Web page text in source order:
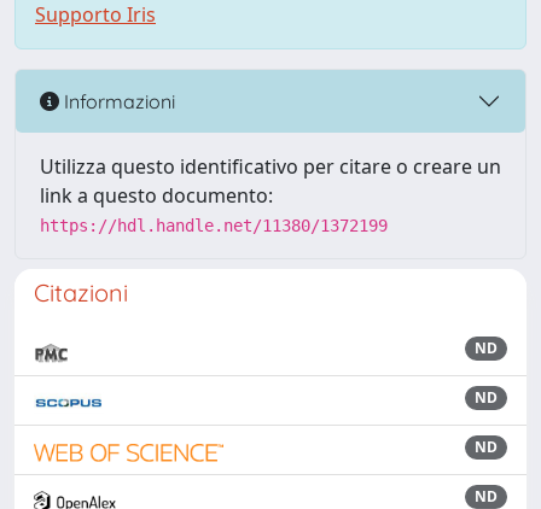
Supporto Iris
Informazioni
Utilizza questo identificativo per citare o creare un
link a questo documento:
https://hdl.handle.net/11380/1372199
Citazioni
ND
ND
ND
ND